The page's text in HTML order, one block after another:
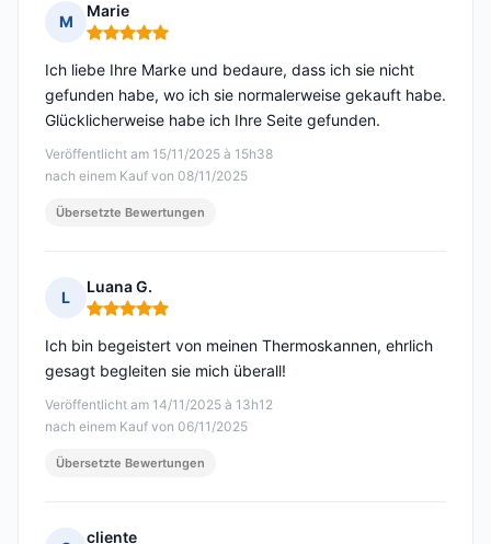
M
Marie
Hinweis: 5 von 5
Veröffentlicht am 15/11/2025 à 15h38
nach einem Kauf von 08/11/2025
Ich liebe Ihre Marke und bedaure, dass ich sie nicht
gefunden habe, wo ich sie normalerweise gekauft habe.
Glücklicherweise habe ich Ihre Seite gefunden.
Übersetzte Bewertungen
L
Luana G.
Hinweis: 5 von 5
Veröffentlicht am 14/11/2025 à 13h12
nach einem Kauf von 06/11/2025
Ich bin begeistert von meinen Thermoskannen, ehrlich
gesagt begleiten sie mich überall!
Übersetzte Bewertungen
cliente